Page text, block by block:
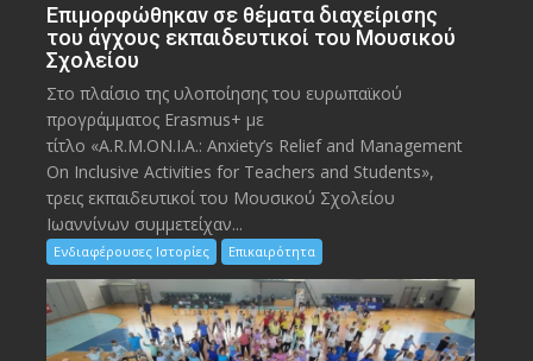
Eπιμορφώθηκαν σε θέματα διαχείρισης
του άγχους εκπαιδευτικοί του Μουσικού
Σχολείου
Στο πλαίσιο της υλοποίησης του ευρωπαϊκού
προγράμματος Erasmus+ με
τίτλο «A.R.M.ON.I.A.: Anxiety’s Relief and Management
On Inclusive Activities for Teachers and Students»,
τρεις εκπαιδευτικοί του Μουσικού Σχολείου
Ιωαννίνων συμμετείχαν...
Ενδιαφέρουσες Ιστορίες Επικαιρότητα